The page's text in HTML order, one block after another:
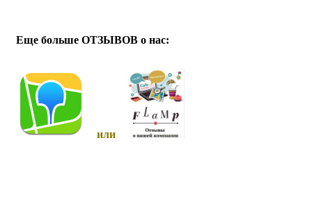
Еще больше ОТЗЫВОВ о нас:
или